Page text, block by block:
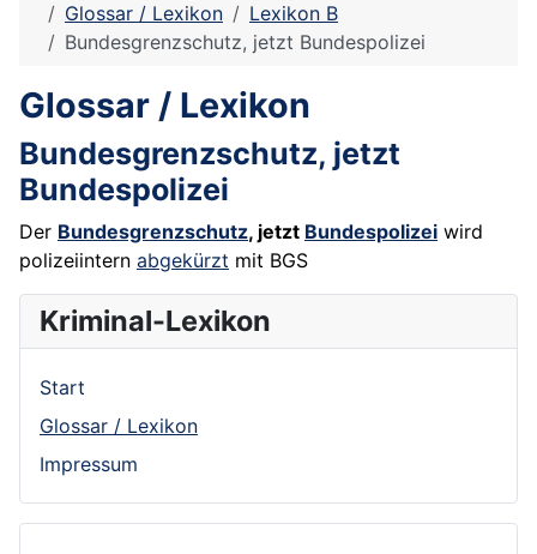
Glossar / Lexikon
Lexikon B
Bundesgrenzschutz, jetzt Bundespolizei
Glossar / Lexikon
Bundesgrenzschutz, jetzt
Bundespolizei
Der Bundesgrenzschutz, jetzt Bundespolizei wird
polizeiintern abgekürzt mit BGS
Kriminal-Lexikon
Start
Glossar / Lexikon
Impressum